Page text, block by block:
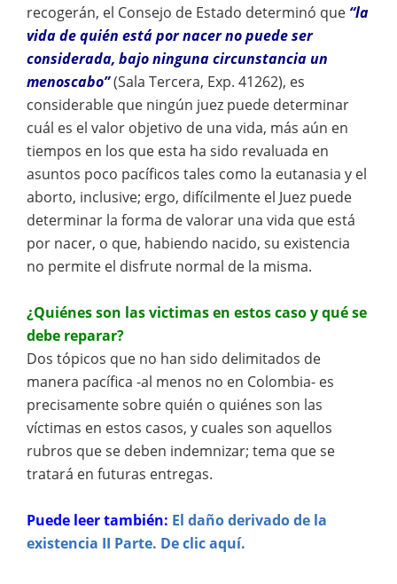
recogerán, el Consejo de Estado determinó que “la
vida de quién está por nacer no puede ser
considerada, bajo ninguna circunstancia un
menoscabo”(Sala Tercera, Exp. 41262), es
considerable que ningún juez puede determinar
cuál es el valor objetivo de una vida, más aún en
tiempos en los que esta ha sido revaluada en
asuntos poco pacíficos tales como la eutanasia y el
aborto, inclusive; ergo, difícilmente el Juez puede
determinar la forma de valorar una vida que está
por nacer, o que, habiendo nacido, su existencia
no permite el disfrute normal de la misma.
¿Quiénes son las victimas en estos caso y qué se
debe reparar?
Dos tópicos que no han sido delimitados de
manera pacífica -al menos no en Colombia- es
precisamente sobre quién o quiénes son las
víctimas en estos casos, y cuales son aquellos
rubros que se deben indemnizar; tema que se
tratará en futuras entregas.
Puede leer también: El daño derivado de la
existencia II Parte. De clic aquí.